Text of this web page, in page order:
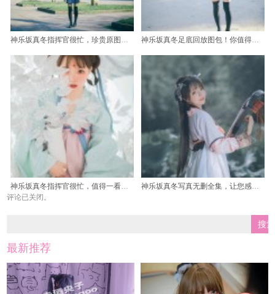
评论已关闭。
最新推荐